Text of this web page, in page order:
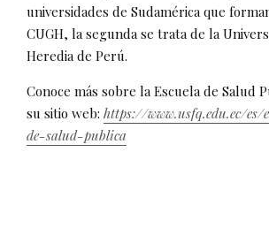
universidades de Sudamérica que
CUGH, la segunda se trata de la
Heredia de Perú.
Conoce más sobre la Escuela de Salud
su sitio web: https://www.usfq.edu.ec/es/
de-salud-publica